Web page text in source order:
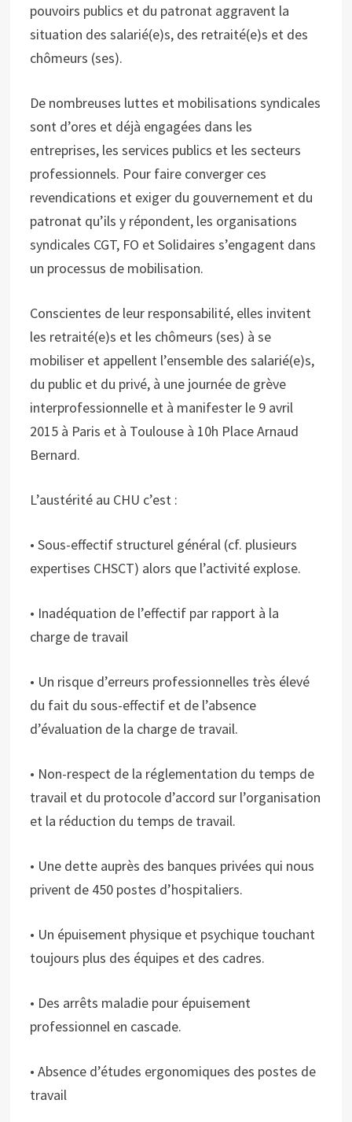
pouvoirs publics et du patronat aggravent la
situation des salarié(e)s, des retraité(e)s et des
chômeurs (ses).
De nombreuses luttes et mobilisations syndicales
sont d’ores et déjà engagées dans les
entreprises, les services publics et les secteurs
professionnels. Pour faire converger ces
revendications et exiger du gouvernement et du
patronat qu’ils y répondent, les organisations
syndicales CGT, FO et Solidaires s’engagent dans
un processus de mobilisation.
Conscientes de leur responsabilité, elles invitent
les retraité(e)s et les chômeurs (ses) à se
mobiliser et appellent l’ensemble des salarié(e)s,
du public et du privé, à une journée de grève
interprofessionnelle et à manifester le 9 avril
2015 à Paris et à Toulouse à 10h Place Arnaud
Bernard.
L’austérité au CHU c’est :
• Sous-effectif structurel général (cf. plusieurs
expertises CHSCT) alors que l’activité explose.
• Inadéquation de l’effectif par rapport à la
charge de travail
• Un risque d’erreurs professionnelles très élevé
du fait du sous-effectif et de l’absence
d’évaluation de la charge de travail.
• Non-respect de la réglementation du temps de
travail et du protocole d’accord sur l’organisation
et la réduction du temps de travail.
• Une dette auprès des banques privées qui nous
privent de 450 postes d’hospitaliers.
• Un épuisement physique et psychique touchant
toujours plus des équipes et des cadres.
• Des arrêts maladie pour épuisement
professionnel en cascade.
• Absence d’études ergonomiques des postes de
travail